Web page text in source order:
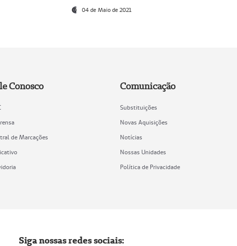
04 de Maio de 2021
Conosco
de Marcações
Comunicação
Substituições
Novas Aquisições
Notícias
Nossas Unidades
Política de Privacidade
Siga nossas redes sociais: